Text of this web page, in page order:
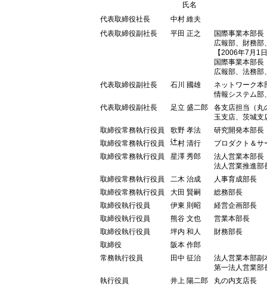
氏名
代表取締役社長
中村 維夫
代表取締役副社長
平田 正之
国際事業本部長
広報部、財務部
【2006年7月1
国際事業本部長
広報部、法務部
代表取締役副社長
石川 國雄
ネットワーク本
情報システム部
代表取締役副社長
足立 盛二郎
各支店担当（丸
玉支店、茨城支
取締役常務執行役員
歌野 孝法
研究開発本部長
取締役常務執行役員
村 清行
プロダクト＆サ
取締役常務執行役員
星澤 秀郎
法人営業本部長
法人営業推進部
取締役常務執行役員
二木 治成
人事育成部長
取締役常務執行役員
大田 賢嗣
総務部長
取締役執行役員
伊東 則昭
経営企画部長
取締役執行役員
熊谷 文也
営業本部長
取締役執行役員
坪内 和人
財務部長
取締役
阪本 作郎
常務執行役員
田中 征治
法人営業本部副
第一法人営業部
執行役員
井上 陽二郎
丸の内支店長